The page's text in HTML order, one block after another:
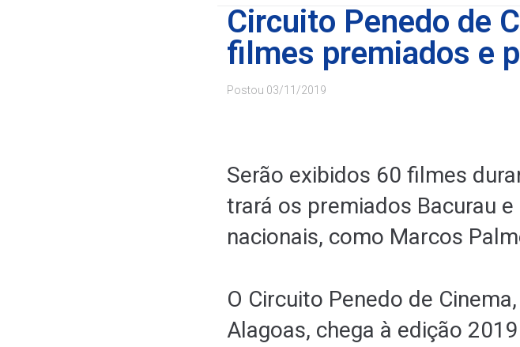
Circuito Penedo de
filmes premiados e
Postou 03/11/2019
Serão exibidos 60 filmes
trará os premiados Bacurau
nacionais, como Marcos
O Circuito Penedo de
Alagoas, chega à edição